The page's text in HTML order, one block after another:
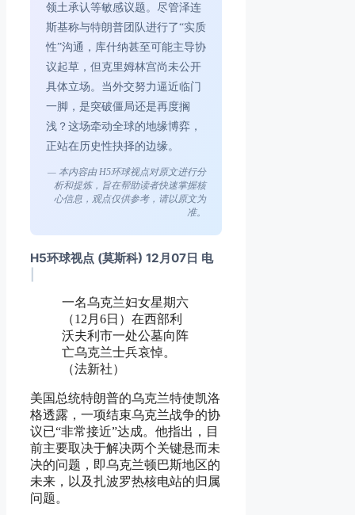
领土承认等敏感议题。尽管泽连
斯基称与特朗普团队进行了“实质
性”沟通，库什纳甚至可能主导协
议起草，但克里姆林宫尚未公开
具体立场。当外交努力逼近临门
一脚，是突破僵局还是再度搁
浅？这场牵动全球的地缘博弈，
正站在历史性抉择的边缘。
— 本内容由 H5环球视点对原文进行分
析和提炼，旨在帮助读者快速掌握核
心信息，观点仅供参考，请以原文为
准。
H5环球视点 (莫斯科) 12月07日 电
一名乌克兰妇女星期六
（12月6日）在西部利
沃夫利市一处公墓向阵
亡乌克兰士兵哀悼。
（法新社）
美国总统特朗普的乌克兰特使凯洛
格透露，一项结束乌克兰战争的协
议已“非常接近”达成。他指出，目
前主要取决于解决两个关键悬而未
决的问题，即乌克兰顿巴斯地区的
未来，以及扎波罗热核电站的归属
问题。